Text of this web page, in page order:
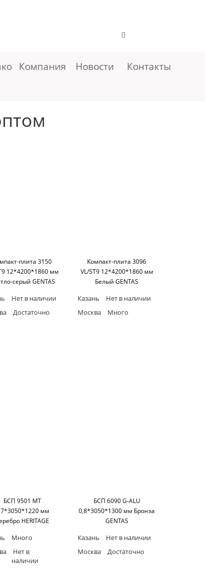
Компания Новости Контакты
плита 3150
12*4200*1860 мм
серый GENTAS
Нет в наличии
Достаточно
Компакт-плита 3096
VL/ST9 12*4200*1860 мм
Белый GENTAS
Казань
Нет в наличии
Москва
Много
БСП 9501 MT
мм
HERITAGE
Много
Нет в
наличии
БСП 6090 G-ALU
0,8*3050*1300 мм Бронза
GENTAS
Казань
Нет в наличии
Москва
Достаточно